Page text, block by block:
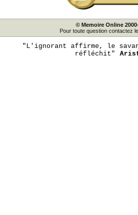
© Memoire Online
Pour toute question contactez le
"L'ignorant affirme, le
réfléchit"